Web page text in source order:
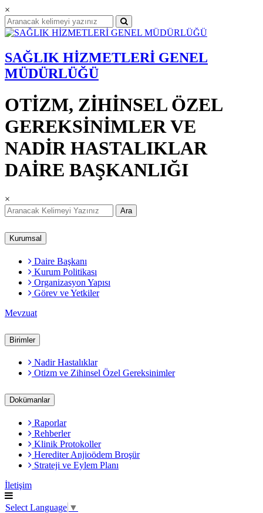
×
SAĞLIK HİZMETLERİ GENEL
MÜDÜRLÜĞÜ
OTİZM, ZİHİNSEL ÖZEL
GEREKSİNİMLER VE
NADİR HASTALIKLAR
DAİRE BAŞKANLIĞI
×
Ara
Kurumsal
Daire Başkanı
Kurum Politikası
Organizasyon Yapısı
Görev ve Yetkiler
Mevzuat
Birimler
Nadir Hastalıklar
Otizm ve Zihinsel Özel Gereksinimler
Dokümanlar
Raporlar
Rehberler
Klinik Protokoller
Herediter Anjioödem Broşür
Strateji ve Eylem Planı
İletişim
Select Language ▼